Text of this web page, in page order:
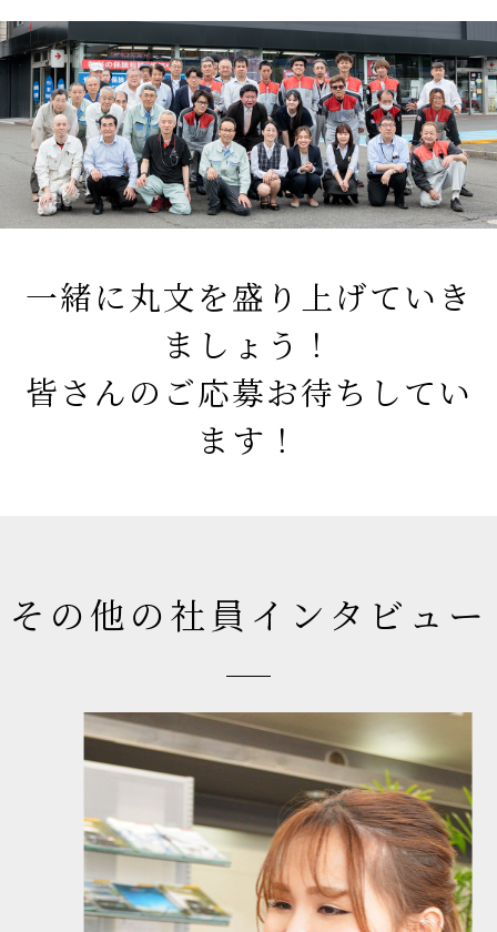
一緒に丸文を盛り上げていき
ましょう！
皆さんのご応募お待ちしてい
ます！
その他の社員インタビュー